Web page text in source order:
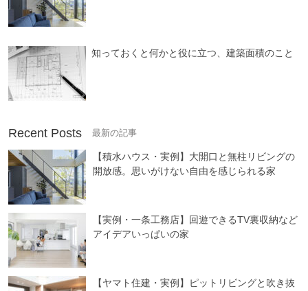
知っておくと何かと役に立つ、建築面積のこと
Recent Posts
【積水ハウス・実例】大開口と無柱リビングの
開放感。思いがけない自由を感じられる家
【実例・一条工務店】回遊できるTV裏収納など
アイデアいっぱいの家
【ヤマト住建・実例】ピットリビングと吹き抜